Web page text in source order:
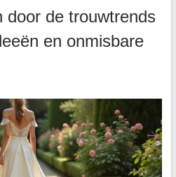
door de trouwtrends
en onmisbare